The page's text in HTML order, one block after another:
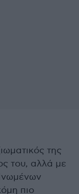
της
του, αλλά με
πιο